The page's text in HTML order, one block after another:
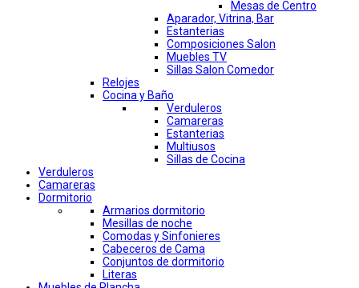
Mesas de Centro
Aparador, Vitrina, Bar
Estanterias
Composiciones Salon
Muebles TV
Sillas Salon Comedor
Relojes
Cocina y Baño
Verduleros
Camareras
Estanterias
Multiusos
Sillas de Cocina
Verduleros
Camareras
Dormitorio
Armarios dormitorio
Mesillas de noche
Comodas y Sinfonieres
Cabeceros de Cama
Conjuntos de dormitorio
Literas